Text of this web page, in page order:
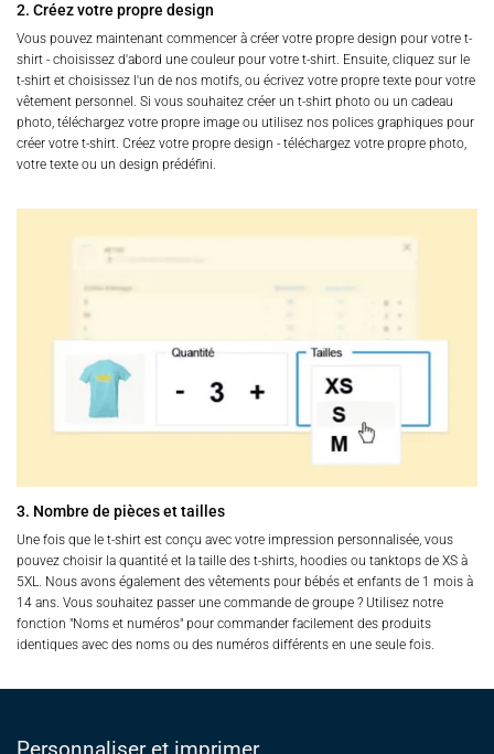
2. Créez votre propre design
Vous pouvez maintenant commencer à créer votre propre design pour votre t-
shirt - choisissez d'abord une couleur pour votre t-shirt. Ensuite, cliquez sur le
t-shirt et choisissez l'un de nos motifs, ou écrivez votre propre texte pour votre
vêtement personnel. Si vous souhaitez créer un t-shirt photo ou un cadeau
photo, téléchargez votre propre image ou utilisez nos polices graphiques pour
créer votre t-shirt. Créez votre propre design - téléchargez votre propre photo,
votre texte ou un design prédéfini.
3. Nombre de pièces et tailles
Une fois que le t-shirt est conçu avec votre impression personnalisée, vous
pouvez choisir la quantité et la taille des t-shirts, hoodies ou tanktops de XS à
5XL. Nous avons également des vêtements pour bébés et enfants de 1 mois à
14 ans. Vous souhaitez passer une commande de groupe ? Utilisez notre
fonction "Noms et numéros" pour commander facilement des produits
identiques avec des noms ou des numéros différents en une seule fois.